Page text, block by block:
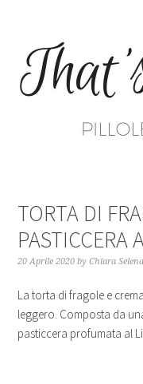
TORTA DI
PASTICCERA
20 Aprile 2020 byChiara
La torta di fragole e
leggero. Composta da
pasticcera profumata al